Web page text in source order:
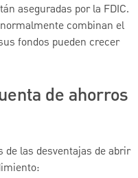
aseguradas por la FDIC.
combinan el
fondos pueden crecer
de ahorros
las desventajas de abrir